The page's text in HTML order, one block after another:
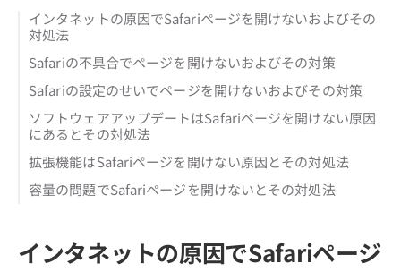
インタネットの原因でSafariページを開けないおよびその
対処法
Safariの不具合でページを開けないおよびその対策
Safariの設定のせいでページを開けないおよびその対策
ソフトウェアアップデートはSafariページを開けない原因
にあるとその対処法
拡張機能はSafariページを開けない原因とその対処法
容量の問題でSafariページを開けないとその対処法
インタネットの原因でSafariページ